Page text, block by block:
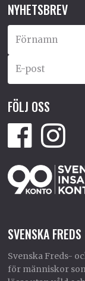
NYHETSBREV
FÖLJ OSS
SVENSKA FREDS
Svenska Freds-
för människor